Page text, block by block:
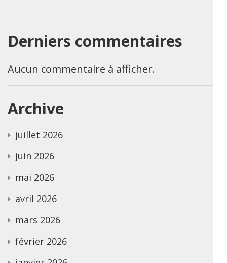
Derniers commentaires
Aucun commentaire à afficher.
Archive
juillet 2026
juin 2026
mai 2026
avril 2026
mars 2026
février 2026